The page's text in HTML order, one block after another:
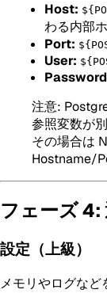
Host:
わる内部
Port:
User:
注意:
参照変数が
その場合は
Hostname/
フェーズ
設定（上級）
メモリやログなど